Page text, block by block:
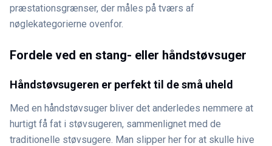
præstationsgrænser, der måles på tværs af
nøglekategorierne ovenfor.
Fordele ved en stang- eller håndstøvsuger
Håndstøvsugeren er perfekt til de små uheld
Med en håndstøvsuger bliver det anderledes nemmere at
hurtigt få fat i støvsugeren, sammenlignet med de
traditionelle støvsugere. Man slipper her for at skulle hive